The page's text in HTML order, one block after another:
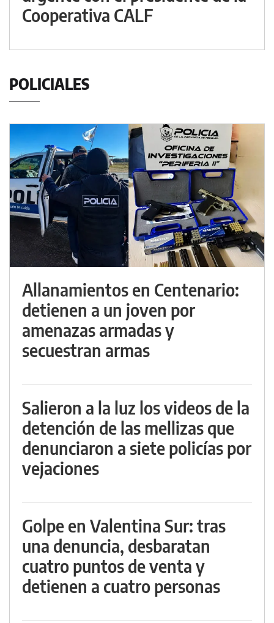
Cooperativa CALF
POLICIALES
Allanamientos en Centenario:
detienen a un joven por
amenazas armadas y
secuestran armas
Salieron a la luz los videos de la
detención de las mellizas que
denunciaron a siete policías por
vejaciones
Golpe en Valentina Sur: tras
una denuncia, desbaratan
cuatro puntos de venta y
detienen a cuatro personas